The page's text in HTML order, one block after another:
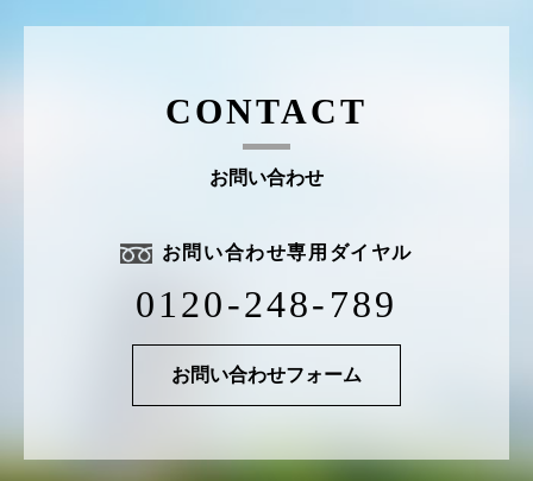
CONTACT
お問い合わせ
お問い合わせ専用ダイヤル
0120-248-789
お問い合わせフォーム